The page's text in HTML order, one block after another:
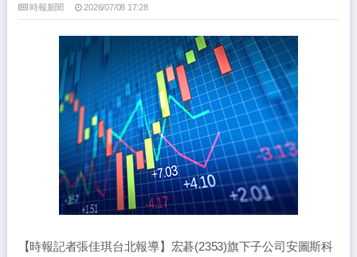
時報新聞 2026/07/08 17:28
【時報記者張佳琪台北報導】宏碁(2353)旗下子公司安圖斯科